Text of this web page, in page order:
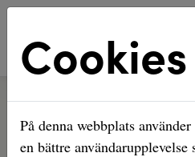
Hem Jobba hos oss
Jobba hos oss
Cookies
På denna webbplats
en bättre